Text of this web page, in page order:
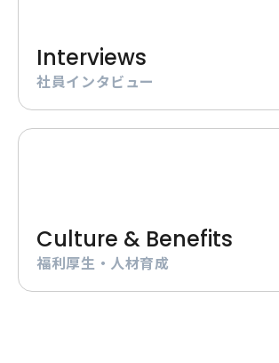
Interviews
社員インタビュー
Culture & Benefits
福利厚生・人材育成